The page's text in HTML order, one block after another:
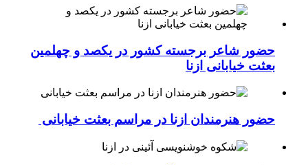
حضور شاعر برجسته کشور در یکصد و چهلمین
بعثت خیابانی ازنا
حضور هنرمندان ازنا در مراسم بعثت خیابانی